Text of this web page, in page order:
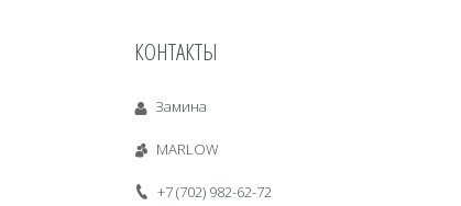
КОНТАКТЫ
Замина
MARLOW
+7 (702) 982-62-72